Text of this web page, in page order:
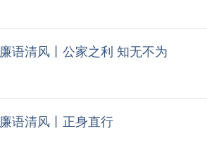
廉语清风丨公家之利 知无不为
廉语清风丨正身直行